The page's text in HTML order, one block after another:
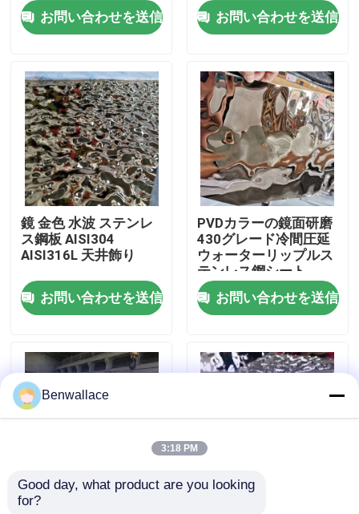
製品
ビデオ
わたしたち に つい て
工場ツアー
品質管理
連絡 ください
ニュース
引金 を 求め て ください
お問い合わせを送信
お問い合わせを送信
鏡 金色 水波 ステンレ
ス鋼板 AISI304
AISI316L 天井飾り
お問い合わせを送信
PVDカラーの鏡面研磨
430グレード冷間圧延
ウォーターリップルス
テンレス鋼シート
お問い合わせを送信
JIS規格認証 鏡面仕上
Benwallace
3:18 PM
Good day, what product are you looking
for?